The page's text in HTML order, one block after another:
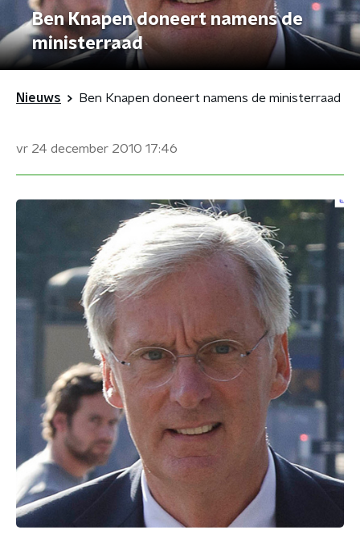
Ben Knapen doneert namens de
ministerraad
Nieuws Ben Knapen doneert namens de ministerraad
vr 24 december 2010 17:46